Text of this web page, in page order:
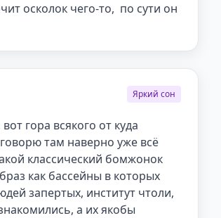
осколок чего-то,  по сути он
Яркий сон
гора всякого от куда
там наверно уже всё
классический бомжонок
как бассейны в которых
запертых, институт чтоли,
а их якобы